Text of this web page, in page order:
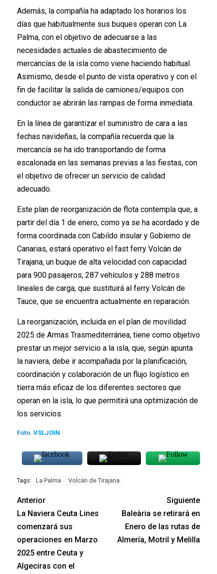
Además, la compañía ha adaptado los horarios los
días que habitualmente sus buques operan con La
Palma, con el objetivo de adecuarse a las
necesidades actuales de abastecimiento de
mercancías de la isla como viene haciendo habitual.
Asimismo, desde el punto de vista operativo y con el
fin de facilitar la salida de camiones/equipos con
conductor se abrirán las rampas de forma inmediata.
En la línea de garantizar el suministro de cara a las
fechas navideñas, la compañía recuerda que la
mercancía se ha ido transportando de forma
escalonada en las semanas previas a las fiestas, con
el objetivo de ofrecer un servicio de calidad
adecuado.
Este plan de reorganización de flota contempla que, a
partir del día 1 de enero, como ya se ha acordado y de
forma coordinada con Cabildo insular y Gobierno de
Canarias, estará operativo el fast ferry Volcán de
Tirajana, un buque de alta velocidad con capacidad
para 900 pasajeros, 287 vehículos y 288 metros
lineales de carga, que sustituirá al ferry Volcán de
Tauce, que se encuentra actualmente en reparación.
La reorganización, incluida en el plan de movilidad
2025 de Armas Trasmediterránea, tiene como objetivo
prestar un mejor servicio a la isla, que, según apunta
la naviera, debe ir acompañada por la planificación,
coordinación y colaboración de un flujo logístico en
tierra más eficaz de los diferentes sectores que
operan en la isla, lo que permitirá una optimización de
los servicios.
Foto. VSLJOIN
Tags: La Palma Volcán de Tirajana
Anterior
La Naviera Ceuta Lines
comenzará sus
operaciones en Marzo
2025 entre Ceuta y
Algeciras con el
Siguiente
Baleària se retirará en
Enero de las rutas de
Almería, Motril y Melilla